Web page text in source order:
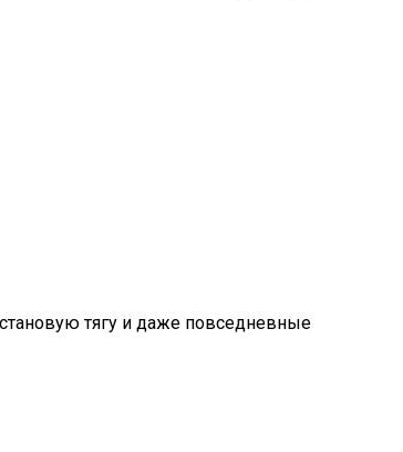
тягу и даже повседневные